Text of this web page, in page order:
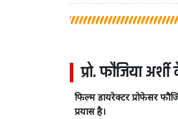
प्रो. फौजिया
फिल्म डायरेक्टर प्रोफेसर
प्रयास है।